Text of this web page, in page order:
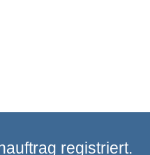
registriert.